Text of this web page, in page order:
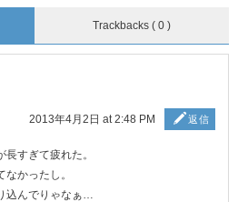
Trackbacks ( 0 )
2013年4月2日 at 2:48 PM 返信
すぎて疲れた。
かったし。
込んでりゃなぁ…